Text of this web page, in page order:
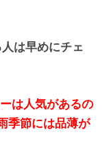
は早めにチェ
は人気があるの
季節には品薄が